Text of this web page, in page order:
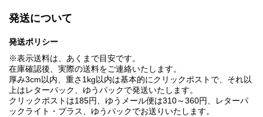
発送について
発送ポリシー
※表示送料は、あくまで目安です。
在庫確認後、実際の送料をご連絡いたします。
厚み3cm以内、重さ1kg以内は基本的にクリックポストで、それ以
上はレターパック、ゆうパックで発送いたします。
クリックポストは185円、ゆうメール便は310～360円、レターパ
ックライト・プラス、ゆうパックでお送りいたします。